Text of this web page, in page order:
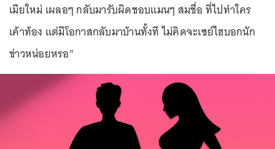
เมียใหม่ เผลอๆ กลับมารับผิดชอบแมนๆ สมชื่อ ที่ไปทำใคร
เค้าท้อง แต่มีโอกาสกลับมาบ้านทั้งที ไม่คิดจะเซย์ไฮบอกนัก
ข่าวหน่อยหรอ"